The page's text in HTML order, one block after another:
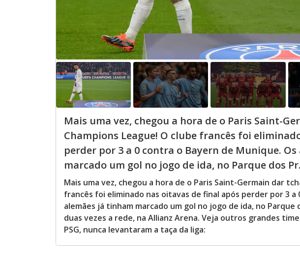
Mais uma vez, chegou a hora de o Paris Saint-
Champions League! O clube francês foi
perder por 3 a 0 contra o Bayern de Munique.
marcado um gol no jogo de ida, no Parque dos
Mais uma vez, chegou a hora de o Paris Saint-Germain dar
francês foi eliminado nas oitavas de final após perder por 3 a
alemães já tinham marcado um gol no jogo de ida, no Parque
duas vezes a rede, na Allianz Arena. Veja outros grandes
PSG, nunca levantaram a taça da liga: